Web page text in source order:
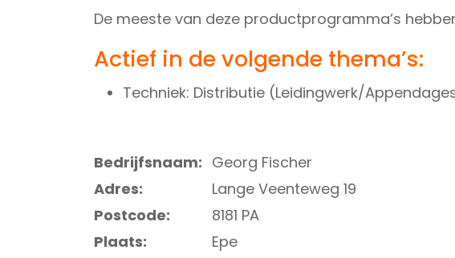
De meeste van deze productprogramma’s
Actief in de volgende thema’s:
Techniek: Distributie (Leidingwerk/
Bedrijfsnaam: Georg Fischer
Adres:
Lange Veenteweg 19
Postcode:
8181 PA
Plaats:
Epe